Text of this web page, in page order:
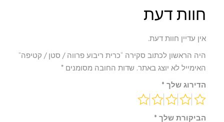
קטיפה
חוות דעת
אין עדיין חוות דעת.
היה הראשון לכתוב סקירה “כרית ריבוע פרווה / סטן / קטיפה”
האימייל לא יוצג באתר. שדות החובה מסומנים *
הדירוג שלך *
הביקורת שלך *